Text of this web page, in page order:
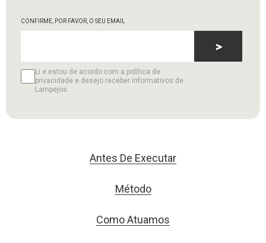
CONFIRME, POR FAVOR, O SEU EMAIL
Li e estou de acordo com a política de
privacidade e desejo receber informativos de
Lampejos.
>
Antes De Executar
Método
Como Atuamos